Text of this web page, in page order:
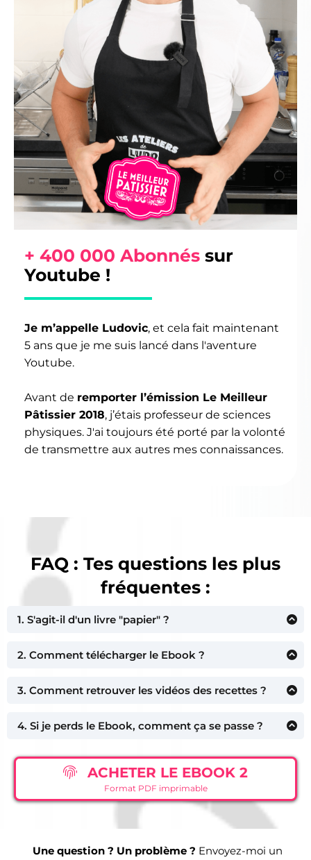
+ 400 000 Abonnés sur
Youtube !
Je m’appelle Ludovic, et cela fait maintenant
5 ans que je me suis lancé dans l'aventure
Youtube.
Avant de remporter l’émission Le Meilleur
Pâtissier 2018, j’étais professeur de sciences
physiques. J'ai toujours été porté par la volonté
de transmettre aux autres mes connaissances.
FAQ : Tes questions les plus
fréquentes :
1. S'agit-il d'un livre "papier" ?
Non, il s'agit d'un livre numérique (ebook) au format PDF à
télécharger. Il est toutefois possible de l'imprimer chez soi.
2. Comment télécharger le Ebook ?
contenant un lien de téléchargement du Ebook.
3. Comment retrouver les vidéos des recettes ?
avec son smartphone pour visionner automatiquement la
4. Si je perds le Ebook, comment ça se passe ?
fichier PDF du Ebook car il ne vous en sera pas renvoyer
d'autres en cas de perte.ACHETER LE EBOOK 2
Format PDF imprimable
Une question ? Un problème ? Envoyez-moi un